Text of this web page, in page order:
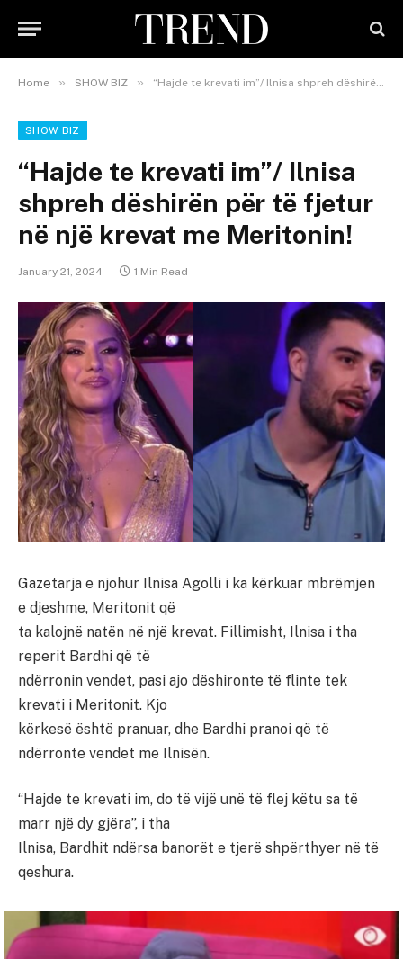
Home » SHOW BIZ » “Hajde te krevati im”/ Ilnisa shpreh dëshirën për të fjetur në një krevat me Meritonin!
SHOW BIZ
“Hajde te krevati im”/ Ilnisa
shpreh dëshirën për të fjetur
në një krevat me Meritonin!
January 21, 2024 1 Min Read
Gazetarja e njohur Ilnisa Agolli i ka kërkuar mbrëmjen
e djeshme, Meritonit që
ta kalojnë natën në një krevat. Fillimisht, Ilnisa i tha
reperit Bardhi që të
ndërronin vendet, pasi ajo dëshironte të flinte tek
krevati i Meritonit. Kjo
kërkesë është pranuar, dhe Bardhi pranoi që të
ndërronte vendet me Ilnisën.
“Hajde te krevati im, do të vijë unë të flej këtu sa të
marr një dy gjëra”, i tha
Ilnisa, Bardhit ndërsa banorët e tjerë shpërthyer në të
qeshura.